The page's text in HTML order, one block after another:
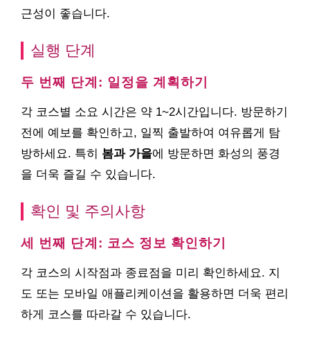
근성이 좋습니다.
실행 단계
두 번째 단계: 일정을 계획하기
각 코스별 소요 시간은 약 1~2시간입니다. 방문하기
전에 예보를 확인하고, 일찍 출발하여 여유롭게 탐
방하세요. 특히 봄과 가을에 방문하면 화성의 풍경
을 더욱 즐길 수 있습니다.
확인 및 주의사항
세 번째 단계: 코스 정보 확인하기
각 코스의 시작점과 종료점을 미리 확인하세요. 지
도 또는 모바일 애플리케이션을 활용하면 더욱 편리
하게 코스를 따라갈 수 있습니다.